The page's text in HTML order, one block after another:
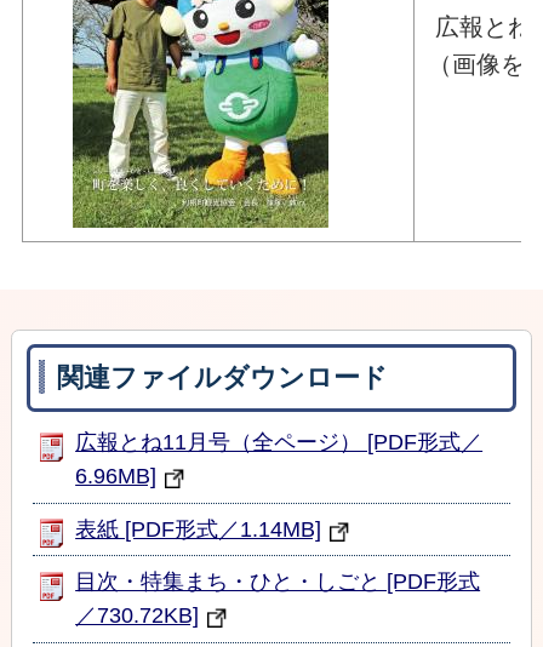
広報とね
（画像を
関連ファイルダウンロード
広報とね11月号（全ページ） [PDF形式／
6.96MB]
表紙 [PDF形式／1.14MB]
目次・特集まち・ひと・しごと [PDF形式
／730.72KB]